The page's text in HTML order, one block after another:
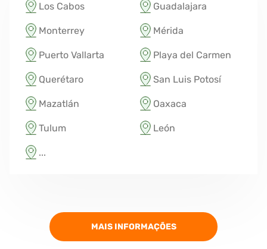
Los Cabos Guadalajara
Monterrey Mérida
Puerto Vallarta Playa del Carmen
Querétaro San Luis Potosí
Mazatlán Oaxaca
Tulum León
...
MAIS INFORMAÇÕES